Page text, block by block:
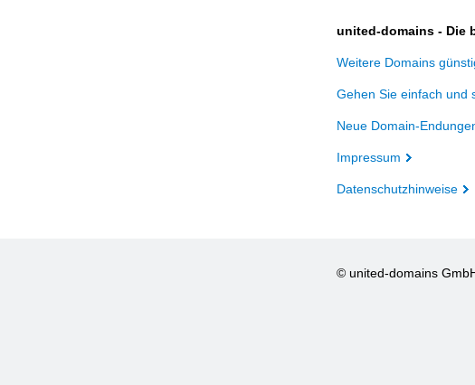
united-domains - Die
Weitere Domains
Gehen Sie einfach und
Neue Domain-
Impressum
Datenschutzhinweise
© united-domains